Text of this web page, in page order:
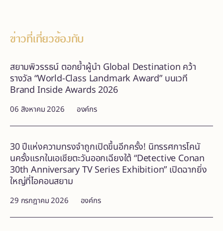
ข่าวที่เกี่ยวข้องกับ
06 สิงหาคม 2026 องค์กร
สยามพิวรรธน์ ตอกย้ำผู้นำ Global Destination คว้า
รางวัล “World-Class Landmark Award” บนเวที
Brand Inside Awards 2026
29 กรกฎาคม 2026 องค์กร
30 ปีแห่งความทรงจำถูกเปิดขึ้นอีกครั้ง! นิทรรศการโคนั
นครั้งแรกในเอเชียตะวันออกเฉียงใต้ “Detective Conan
30th Anniversary TV Series Exhibition” เปิดฉากยิ่ง
ใหญ่ที่ไอคอนสยาม